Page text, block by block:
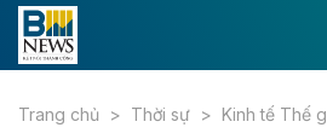
Trang chủ Thời sự Kinh tế Thế